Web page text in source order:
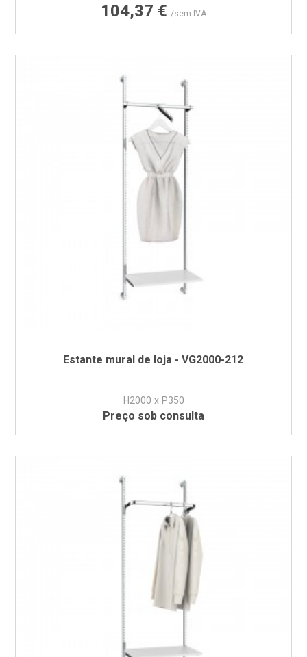
104,37 € /sem IVA
Estante mural de loja - VG2000-212
H2000 x P350
Preço sob consulta